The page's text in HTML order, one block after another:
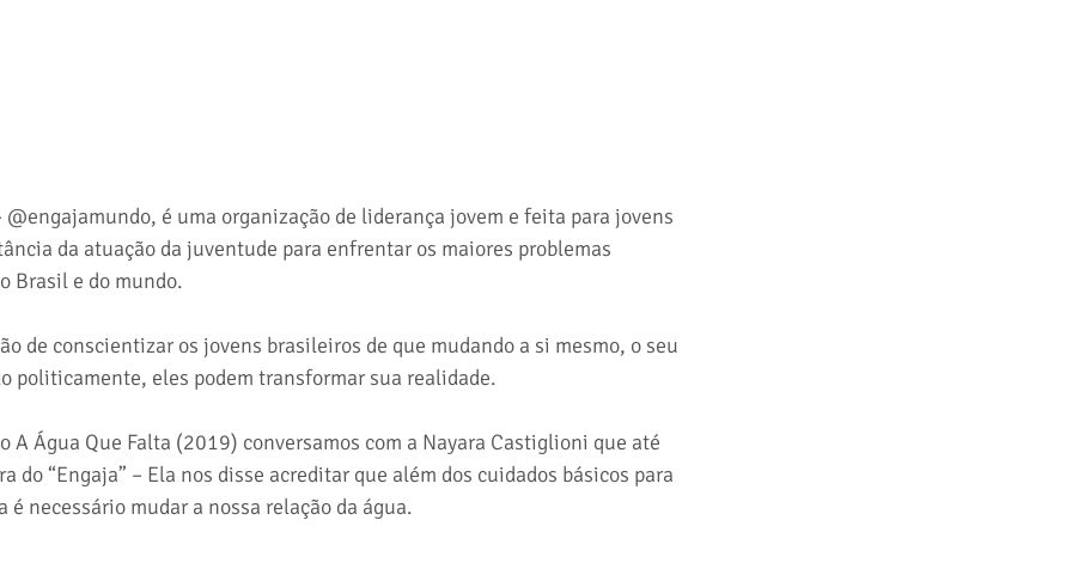
é uma organização de liderança jovem e feita para jovens
da atuação da juventude para enfrentar os maiores problemas
Brasil e do mundo.
de conscientizar os jovens brasileiros de que mudando a si mesmo, o seu
politicamente, eles podem transformar sua realidade.
A Água Que Falta (2019) conversamos com a Nayara Castiglioni que até
do “Engaja” – Ela nos disse acreditar que além dos cuidados básicos para
é necessário mudar a nossa relação da água.